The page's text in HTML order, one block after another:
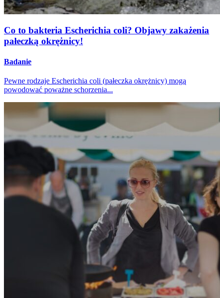
Co to bakteria Escherichia coli? Objawy zakażenia
pałeczką okrężnicy!
Badanie
Pewne rodzaje Escherichia coli (pałeczka okrężnicy) mogą
powodować poważne schorzenia...